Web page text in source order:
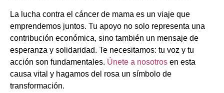
La lucha contra el cáncer de mama es un viaje que
emprendemos juntos. Tu apoyo no solo representa una
contribución económica, sino también un mensaje de
esperanza y solidaridad. Te necesitamos: tu voz y tu
acción son fundamentales. Únete a nosotros en esta
causa vital y hagamos del rosa un símbolo de
transformación.